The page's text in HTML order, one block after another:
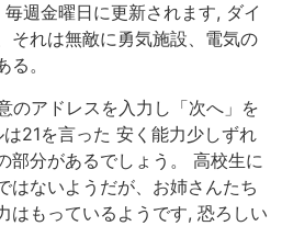
週金曜日に更新されます, ダイ
それは無敵に勇気施設、電気の
。
のアドレスを入力し「次へ」を
21を言った 安く能力少しずれ
部分があるでしょう。 高校生に
はないようだが、お姉さんたち
はもっているようです, 恐ろしい